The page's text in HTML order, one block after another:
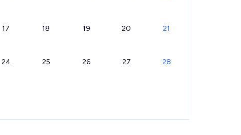
17 18 19 20 21
24 25 26 27 28